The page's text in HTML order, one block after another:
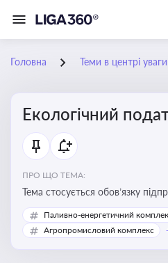
Головна Теми в центрі уваги
Екологічний
ПРО ЩО ТЕМА:
Тема стосується обов’язку
екологічний податок за
важлива для екологічного
Паливно-енергетичний
Агропромисловий комплекс